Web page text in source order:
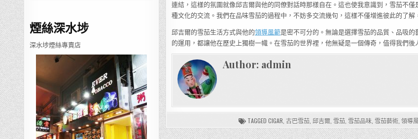
煙絲深水埗
深水埗煙絲專賣店
連結，這樣的氛圍就像邱吉爾與他的同僚對話時那樣自在。這也使我意識到，雪茄不僅
種文化的交流。我們在品味雪茄的過程中，不妨多交流幾句，這樣不僅增進彼此的了解
邱吉爾的雪茄生活方式與他的領導風範是密不可分的。無論是選擇雪茄的品質、品吸的
的運用，都讓他在歷史上獨樹一幟。在雪茄的世界裡，他無疑是一個傳奇，值得我們後
Author: admin
TAGGEDCIGAR ,古巴雪茄 邱吉爾 雪茄 雪茄品味 雪茄藝術 ,領導